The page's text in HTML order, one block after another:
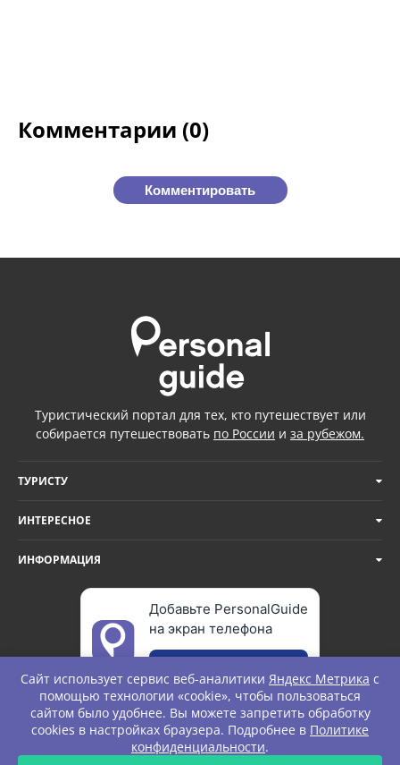
Комментарии (0)
Комментировать
Туристический портал для тех, кто путешествует или
собирается путешествовать по России и за рубежом.
ТУРИСТУ
ИНТЕРЕСНОЕ
ИНФОРМАЦИЯ
Добавьте PersonalGuide
на экран телефона
© Personal Guide. All rights Reserved.
Сайт использует сервис веб-аналитики Яндекс Метрика с
помощью технологии «cookie», чтобы пользоваться
сайтом было удобнее. Вы можете запретить обработку
cookies в настройках браузера. Подробнее в Политике
конфиденциальности.